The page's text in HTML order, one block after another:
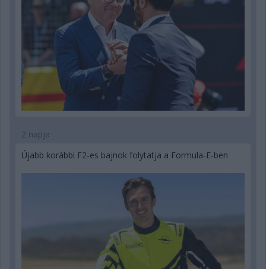
2 napja
Újabb korábbi F2-es bajnok folytatja a Formula-E-ben